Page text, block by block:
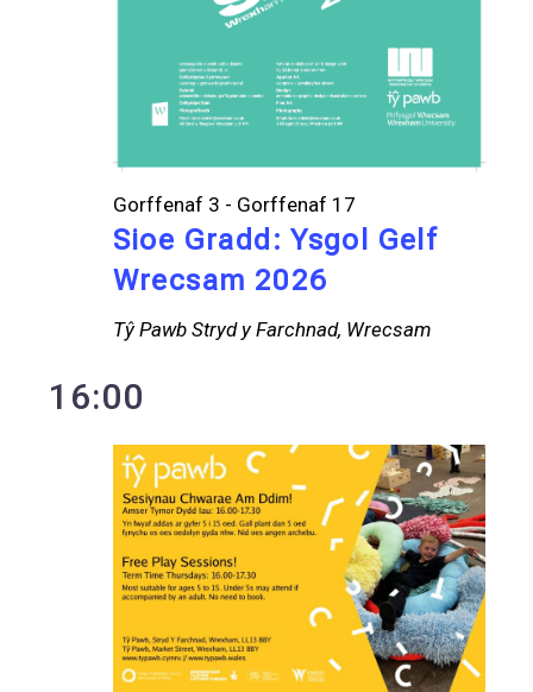
Sioe Gradd: Ysgol Gelf
Wrecsam 2026
Gorffenaf 3 - Gorffenaf 17
Tŷ Pawb Stryd y Farchnad, Wrecsam
16:00